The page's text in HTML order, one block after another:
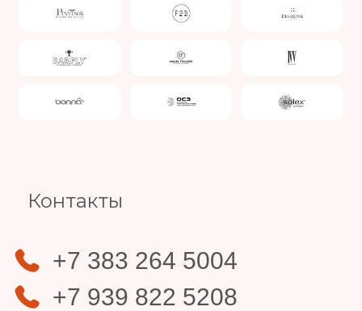
Контакты
+7 383 264 5004
+7 939 822 5208